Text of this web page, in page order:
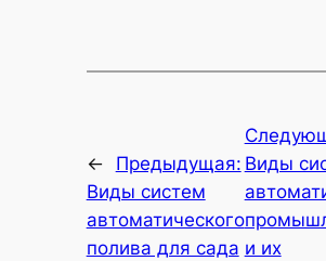
←
Предыдущая:
Виды систем
автоматического
полива для сада
Виды
и их